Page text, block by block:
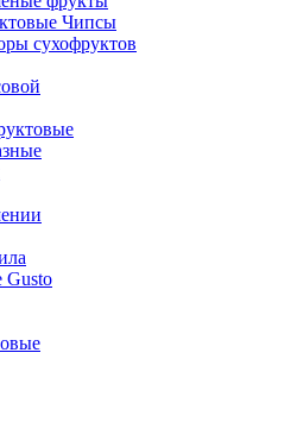
Чипсы
сухофруктов
Gusto